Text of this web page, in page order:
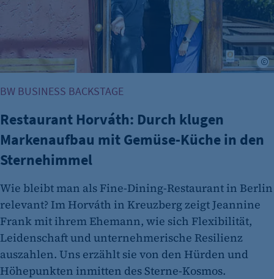
BW BUSINESS BACKSTAGE
Restaurant Horváth: Durch klugen
Markenaufbau mit Gemüse-Küche in den
Sternehimmel
Wie bleibt man als Fine-Dining-Restaurant in Berlin
relevant? Im Horváth in Kreuzberg zeigt Jeannine
Frank mit ihrem Ehemann, wie sich Flexibilität,
Leidenschaft und unternehmerische Resilienz
auszahlen. Uns erzählt sie von den Hürden und
Höhepunkten inmitten des Sterne-Kosmos.